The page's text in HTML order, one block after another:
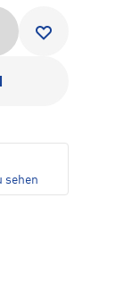
sehen